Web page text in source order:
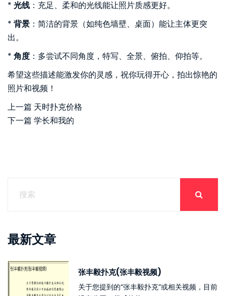
* 光线 ：充足、柔和的光线能让照片质感更好。
* 背景 ：简洁的背景（如纯色墙壁、桌面）能让主体更突
出。
* 角度 ：多尝试不同角度，特写、全景、俯拍、仰拍等。
希望这些描述能激发你的灵感，祝你玩得开心，拍出惊艳的
照片和视频！
上一篇 天时扑克价格
下一篇 学长和我的
最新文章
张丰毅扑克(张丰毅视频)
关于您提到的“张丰毅扑克”或相关视频，目前